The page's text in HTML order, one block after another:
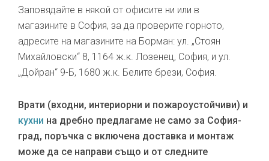
Заповядайте в някой от офисите ни или в
магазините в София, за да проверите горното,
адресите на магазините на Борман: ул. „Стоян
Михайловски“ 8, 1164 ж.к. Лозенец, София, и ул.
„Дойран“ 9-Б, 1680 ж.к. Белите брези, София.
Врати (входни, интериорни и пожароустойчиви) и
кухни на дребно предлагаме не само за София-
град, поръчка с включена доставка и монтаж
може да се направи също и от следните